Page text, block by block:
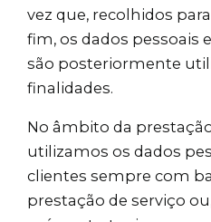
vez que, recolhidos
fim, os dados pessoais
são posteriormente
finalidades.
No âmbito da
utilizamos os dados
clientes sempre com
prestação de serviço